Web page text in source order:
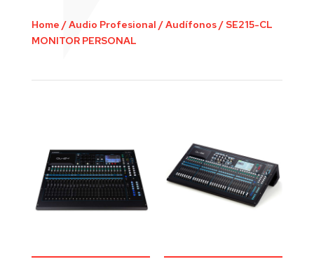
Home /Audio Profesional /Audífonos/ SE215-CL
MONITOR PERSONAL